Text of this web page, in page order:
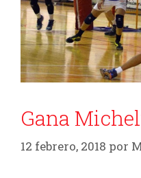
Gana
12 febrero, 2018 por